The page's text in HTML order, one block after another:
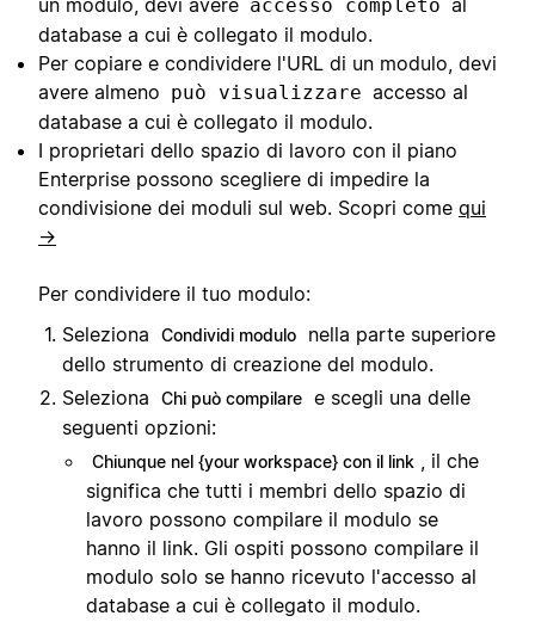
accesso completo
database a cui è collegato il modulo.
Per copiare e condividere l'URL di un modulo, devi
avere almeno può visualizzare accesso al
database a cui è collegato il modulo.
I proprietari dello spazio di lavoro con il piano
Enterprise possono scegliere di impedire la
condivisione dei moduli sul web. Scopri come qui
→
Per condividere il tuo modulo:
Seleziona
Condividi modulo
nella parte superiore
dello strumento di creazione del modulo.
Seleziona
Chi può compilare e scegli una delle
seguenti opzioni:
Chiunque nel {your workspace} con il link , il che
significa che tutti i membri dello spazio di
lavoro possono compilare il modulo se
hanno il link. Gli ospiti possono compilare il
modulo solo se hanno ricevuto l'accesso al
database a cui è collegato il modulo.